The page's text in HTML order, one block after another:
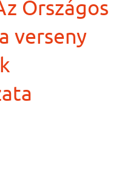
Országos
verseny